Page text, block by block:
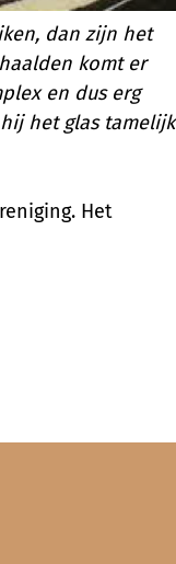
dan zijn het
komt er
en dus erg
het glas tamelijk
Het